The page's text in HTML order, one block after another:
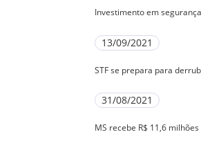
Investimento em
13/09/2021
STF se prepara para
31/08/2021
MS recebe R$ 11,6